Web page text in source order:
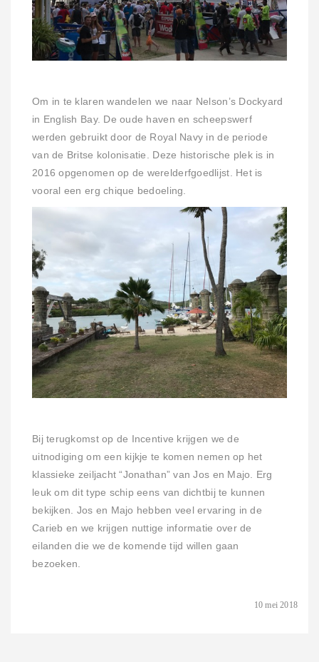
10 mei 2018
Om in te klaren wandelen we naar Nelson’s Dockyard
in English Bay. De oude haven en scheepswerf
werden gebruikt door de Royal Navy in de periode
van de Britse kolonisatie. Deze historische plek is in
2016 opgenomen op de werelderfgoedlijst. Het is
vooral een erg chique bedoeling.
Bij terugkomst op de Incentive krijgen we de
uitnodiging om een kijkje te komen nemen op het
klassieke zeiljacht “Jonathan” van Jos en Majo. Erg
leuk om dit type schip eens van dichtbij te kunnen
bekijken. Jos en Majo hebben veel ervaring in de
Carieb en we krijgen nuttige informatie over de
eilanden die we de komende tijd willen gaan
bezoeken.